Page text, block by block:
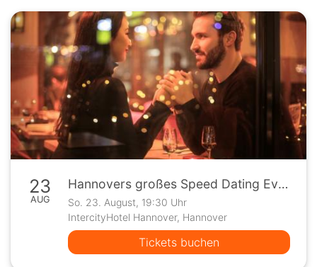
23
AUG
Hannovers großes Speed Dating Event
So. 23. August, 19:30 Uhr
IntercityHotel Hannover, Hannover
Tickets buchen